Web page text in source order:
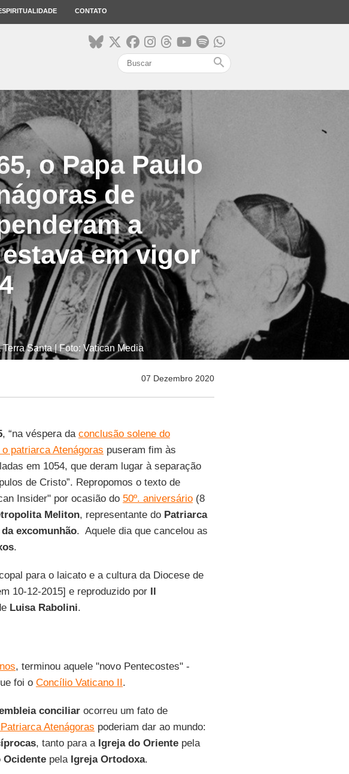
CONTATO
search
o Papa Paulo
de
a
em vigor
Santa | Foto: Vatican Media
07 Dezembro 2020
, “na véspera da conclusão solene do
patriarca Atenágoras puseram fim às
em 1054, que deram lugar à separação
de Cristo”. Repropomos o texto de
Insider" por ocasião do 50º. aniversário(8
Meliton, representante do Patriarca
excomunhão. Aquele dia que cancelou as
.
para o laicato e a cultura da Diocese de
10-12-2015] e reproduzido por Il
Luisa Rabolini.
, terminou aquele "novo Pentecostes" -
foi o Concílio Vaticano II.
conciliarocorreu um fato de
Atenágoras poderiam dar ao mundo:
, tanto para a Igreja do Orientepela
Ocidentepela Igreja Ortodoxa.